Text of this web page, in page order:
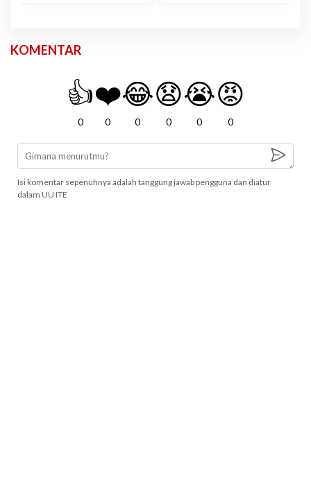
KOMENTAR
👍
0
❤️
0
😂
0
😧
0
😭
0
😡
0
Isi komentar sepenuhnya adalah tanggung jawab pengguna dan diatur
dalam UU ITE